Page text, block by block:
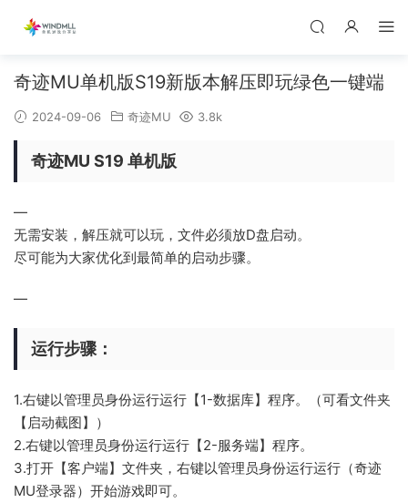
奇迹MU单机版S19新版本解压即玩绿色一键端
2024-09-06 奇迹MU 3.8k
奇迹MU S19 单机版
—
无需安装，解压就可以玩，文件必须放D盘启动。
尽可能为大家优化到最简单的启动步骤。
—
运行步骤：
1.右键以管理员身份运行运行【1-数据库】程序。（可看文件夹
【启动截图】）
2.右键以管理员身份运行运行【2-服务端】程序。
3.打开【客户端】文件夹，右键以管理员身份运行运行（奇迹
MU登录器）开始游戏即可。